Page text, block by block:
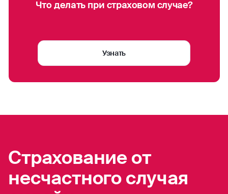
Что делать при страховом случае?
Узнать
Страхование от
несчастного случая